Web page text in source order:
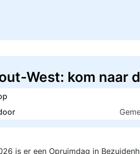
West: kom naar
is er een Opruimdag in